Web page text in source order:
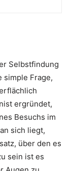
Selbstfindung
simple Frage,
ergründet,
Besuchs im
sich liegt,
über den es
sein ist es